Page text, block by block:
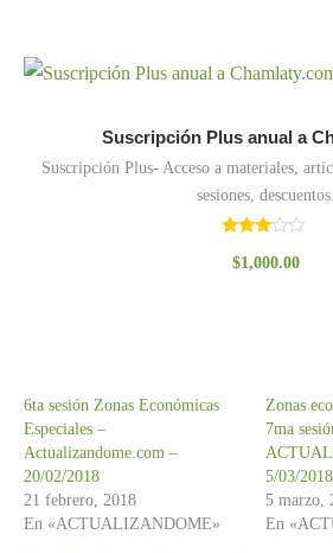
Suscripción Plus anual a
Suscripción Plus- Acceso a materiales,
sesiones, descuentos.
con
$1,000.00
6ta sesión Zonas Económicas
Especiales –
Actualizandome.com –
20/02/2018
21 febrero, 2018
En «ACTUALIZANDOME»
Zonas
7ma
5/03/2018.
5 marzo,
En